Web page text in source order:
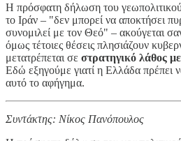
Η πρόσφατη δήλωση του
το Ιράν – "δεν μπορεί να αποκτήσει
συνομιλεί με τον Θεό" – ακούγεται
όμως τέτοιες θέσεις πλησιάζουν
μετατρέπεται σε στρατηγικό λάθος με
Εδώ εξηγούμε γιατί η Ελλάδα πρέπει
αυτό το αφήγημα.
Συντάκτης: Νίκος Πανόπουλος